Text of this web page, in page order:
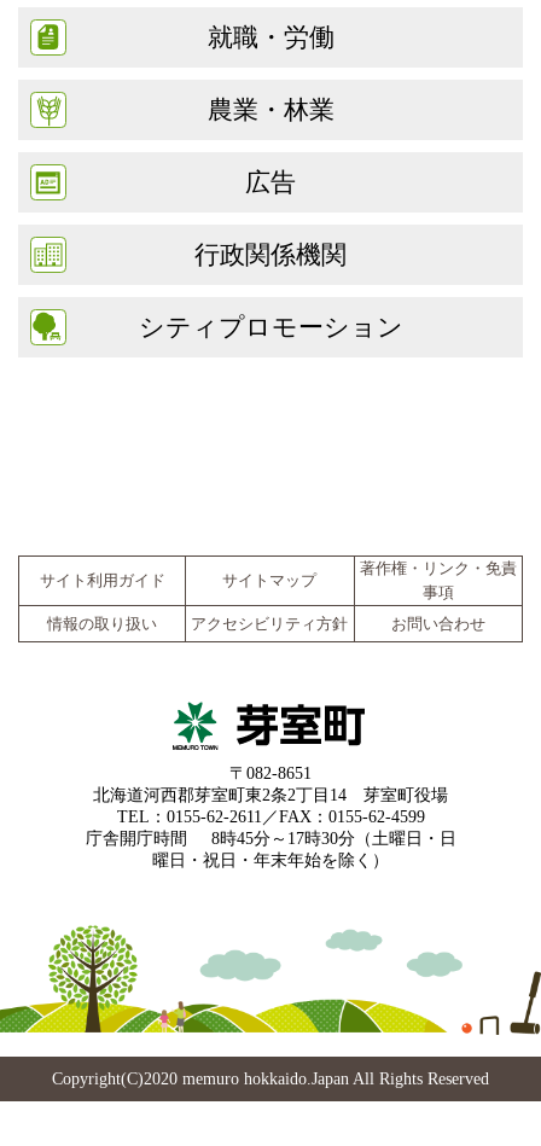
就職・労働
農業・林業
広告
行政関係機関
シティプロモーション
サイト利用ガイド サイトマップ
著作権・リンク・免責
事項
情報の取り扱い
アクセシビリティ方針 お問い合わせ
〒082-8651
北海道河西郡芽室町東2条2丁目14 芽室町役場
TEL：0155-62-2611／FAX：0155-62-4599
庁舎開庁時間
8時45分～17時30分（土曜日・日
曜日・祝日・年末年始を除く）
Copyright(C)2020 memuro hokkaido.Japan All Rights Reserved